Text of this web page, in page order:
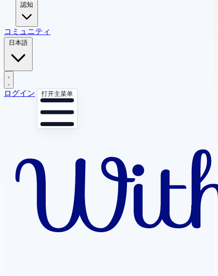
認知
コミュニティ
日本語
ログイン 打开主菜单